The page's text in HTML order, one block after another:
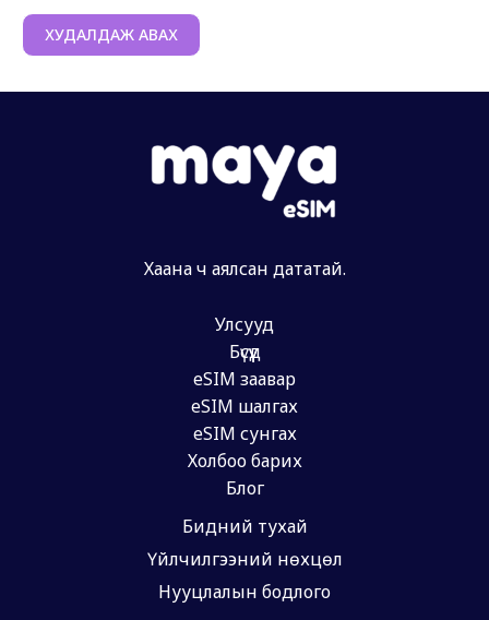
ХУДАЛДАЖ АВАХ
Хаана ч аялсан дататай.
Улсууд
Бүсүүд
eSIM заавар
eSIM шалгах
eSIM сунгах
Холбоо барих
Блог
Бидний тухай
Үйлчилгээний нөхцөл
Нууцлалын бодлого